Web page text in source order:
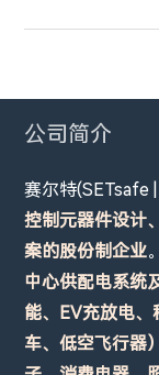
公司简介
赛尔特(SETsafe
控制元器件设计
案的股份制企业
中心供配电系统
能、EV充放电
车、低空飞行器